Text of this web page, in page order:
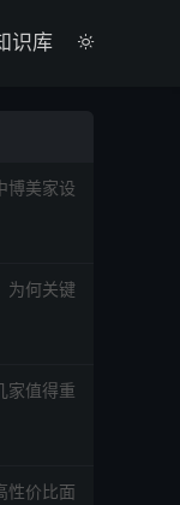

识库
美家设
为何关键
家值得重
性价比面